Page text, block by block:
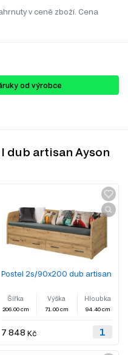
v ceně zboží. Cena
od výrobce
dub artisan Ayson
Postel 2s/90x200 dub artisan
Šířka
206.00 cm
Výška
71.00 cm
Hloubka
94.40 cm
7 848 Kč